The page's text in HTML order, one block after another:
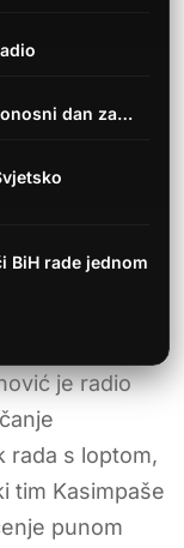
dan za…
BiH rade jednom
je radio
rada s loptom,
tim Kasimpaše
punom